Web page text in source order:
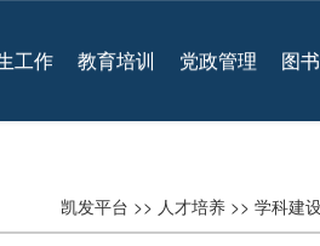
工作 教育培训 党政管理 图
凯发平台 >> 人才培养 >> 学科建